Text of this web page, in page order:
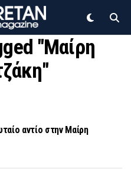
"Μαίρη
αντίο στην Μαίρη